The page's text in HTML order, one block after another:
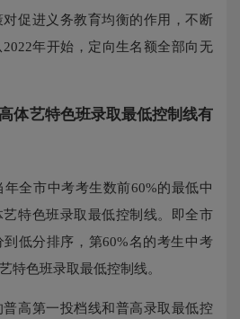
进义务教育均衡的作用，不断
年开始，定向生名额全部向无
体艺特色班录取最低控制线有
全市中考考生数前60%的最低中
特色班录取最低控制线。即全市
低分排序，第60%名的考生中考
特色班录取最低控制线。
第一投档线和普高录取最低控